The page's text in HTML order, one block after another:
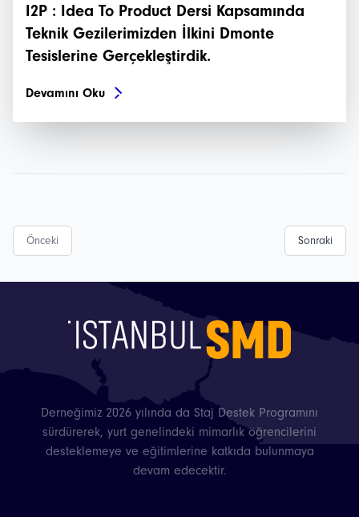
I2P : Idea To Product Dersi Kapsamında
Teknik Gezilerimizden İlkini Dmonte
Tesislerine Gerçekleştirdik.
Devamını Oku
Önceki Sonraki
Derneğimiz 2026 yılında da Staj Destek Programını
sürdürerek, yurt genelindeki mimarlık öğrencilerini
desteklemeye ve eğitimlerine katkıda bulunmaya
devam edecektir.